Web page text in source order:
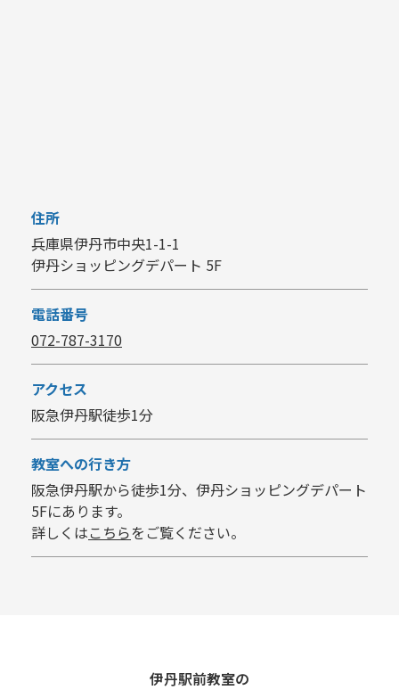
住所
兵庫県伊丹市中央1-1-1
伊丹ショッピングデパート 5F
電話番号
072-787-3170
アクセス
阪急伊丹駅徒歩1分
教室への行き方
阪急伊丹駅から徒歩1分、伊丹ショッピングデパート
5Fにあります。
詳しくはこちらをご覧ください。
伊丹駅前教室の